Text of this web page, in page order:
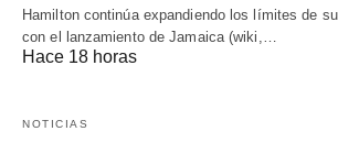
Hamilton continúa expandiendo los límites de
con el lanzamiento de Jamaica (wiki,…
Hace 18 horas
NOTICIAS